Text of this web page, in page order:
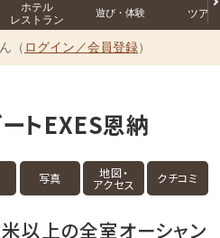
ホテル
レストラン
遊び・体験 ツアー
（ ログイン／会員登録）
トEXES恩納
写真 地図・
アクセス クチコミ
米以上の全室オーシャン